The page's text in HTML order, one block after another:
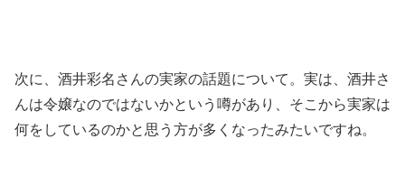
次に、酒井彩名さんの実家の話題について。実は、酒井さ
んは令嬢なのではないかという噂があり、そこから実家は
何をしているのかと思う方が多くなったみたいですね。